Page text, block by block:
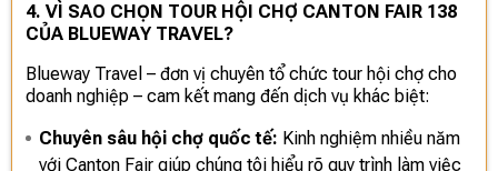
4. VÌ SAO CHỌN TOUR HỘI CHỢ CANTON FAIR 138
CỦA BLUEWAY TRAVEL?
Blueway Travel – đơn vị chuyên tổ chức tour hội chợ cho
doanh nghiệp – cam kết mang đến dịch vụ khác biệt:
Chuyên sâu hội chợ quốc tế: Kinh nghiệm nhiều năm
với Canton Fair giúp chúng tôi hiểu rõ quy trình làm việc